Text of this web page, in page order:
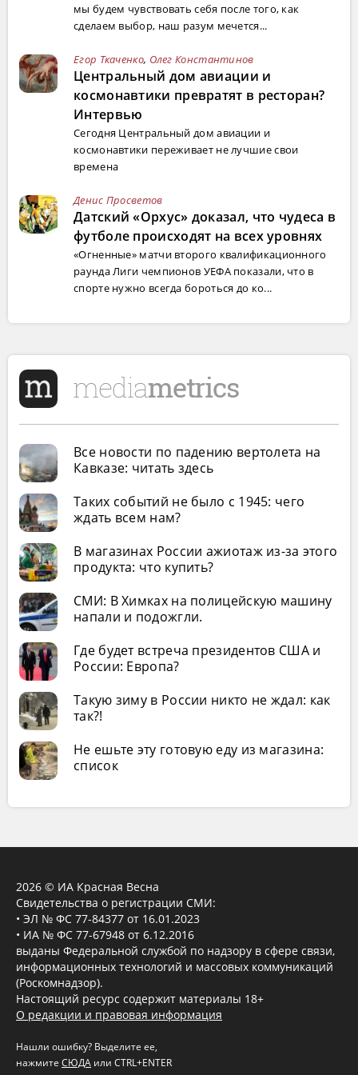
мы будем чувствовать себя после того, как
сделаем выбор, наш разум мечется...
Егор Ткаченко, Олег Константинов
Центральный дом авиации и
космонавтики превратят в ресторан?
Интервью
Сегодня Центральный дом авиации и
космонавтики переживает не лучшие свои
времена
Денис Просветов
Датский «Орхус» доказал, что чудеса в
футболе происходят на всех уровнях
«Огненные» матчи второго квалификационного
раунда Лиги чемпионов УЕФА показали, что в
спорте нужно всегда бороться до ко...
Все новости по падению вертолета на
Кавказе: читать здесь
Таких событий не было с 1945: чего
ждать всем нам?
В магазинах России ажиотаж из-за этого
продукта: что купить?
СМИ: В Химках на полицейскую машину
напали и подожгли.
Где будет встреча президентов США и
России: Европа?
Такую зиму в России никто не ждал: как
так?!
Не ешьте эту готовую еду из магазина:
список
2026 © ИА Красная Весна
Свидетельства о регистрации СМИ:
• ЭЛ № ФС 77-84377 от 16.01.2023
• ИА № ФС 77-67948 от 6.12.2016
выданы Федеральной службой по надзору в сфере связи,
информационных технологий и массовых коммуникаций
(Роскомнадзор).
Настоящий ресурс содержит материалы 18+
О редакции и правовая информация
Нашли ошибку? Выделите ее,
нажмите СЮДА или CTRL+ENTER